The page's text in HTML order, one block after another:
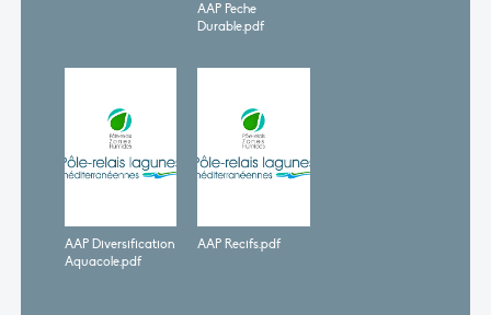
AAP Peche
Durable.pdf
AAP Diversification
Aquacole.pdf
AAP Recifs.pdf